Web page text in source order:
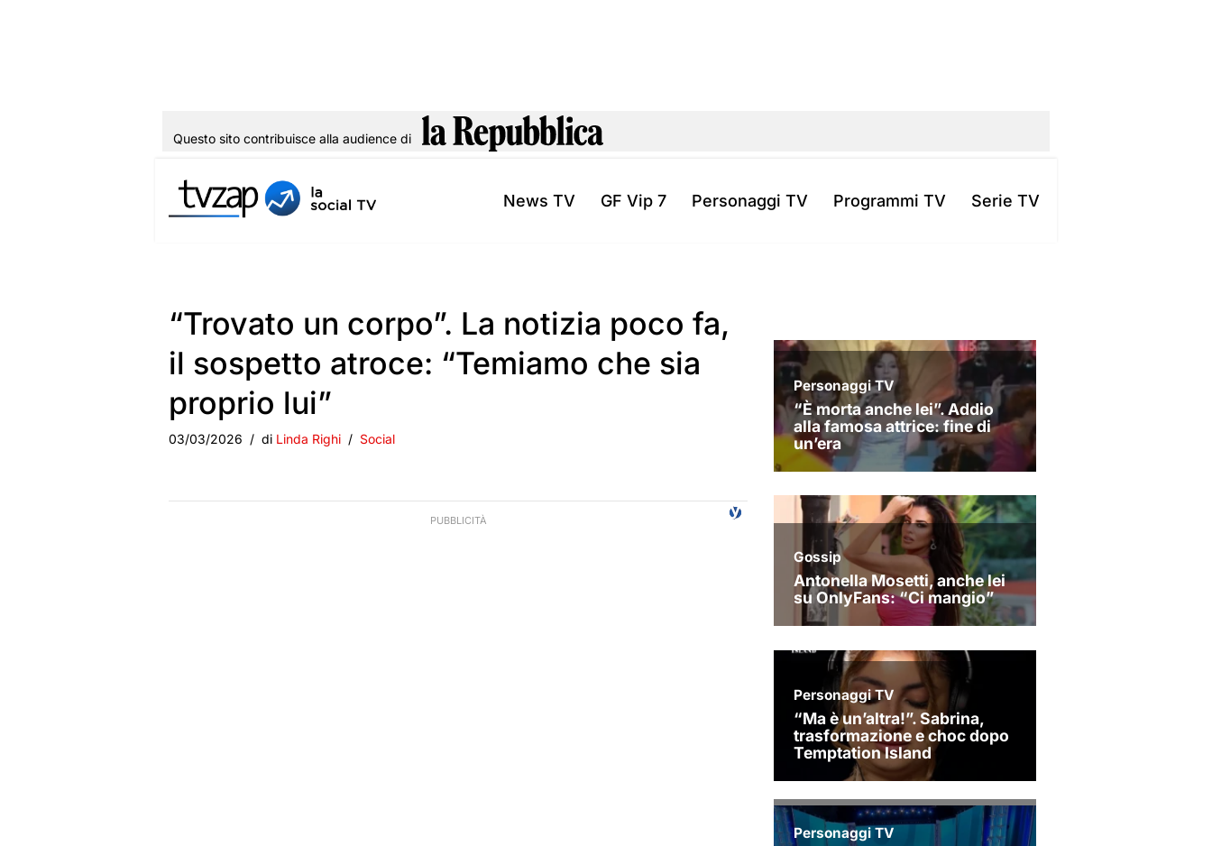
al
Questo sito contribuisce alla audience di
News TV GF Vip 7 Personaggi TV Programmi TV Serie TV
“Trovato un corpo”. La notizia poco fa,
il sospetto atroce: “Temiamo che sia
proprio lui”
03/03/2026 di Linda Righi Social